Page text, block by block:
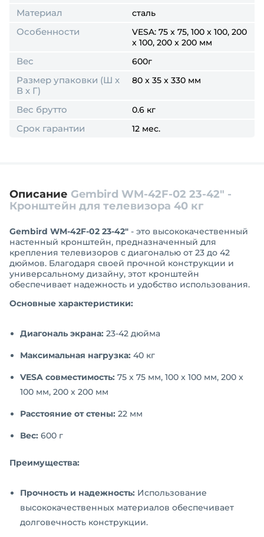
Материал сталь
Особенности
VESA: 75 x 75, 100 x 100, 200
x 100, 200 x 200 мм
Вес 600г
Размер упаковки (Ш х
В х Г)
80 x 35 x 330 мм
Вес брутто 0.6 кг
Срок гарантии 12 мес.
Описание Gembird WM-42F-02 23-42" -
Кронштейн для телевизора 40 кг
Gembird WM-42F-02 23-42" - это высококачественный
настенный кронштейн, предназначенный для
крепления телевизоров с диагональю от 23 до 42
дюймов. Благодаря своей прочной конструкции и
универсальному дизайну, этот кронштейн
обеспечивает надежность и удобство использования.
Основные характеристики:
Диагональ экрана: 23-42 дюйма
Максимальная нагрузка: 40 кг
VESA совместимость: 75 x 75 мм, 100 x 100 мм, 200 x
100 мм, 200 x 200 мм
Расстояние от стены: 22 мм
Вес: 600 г
Преимущества:
Прочность и надежность: Использование
высококачественных материалов обеспечивает
долговечность конструкции.